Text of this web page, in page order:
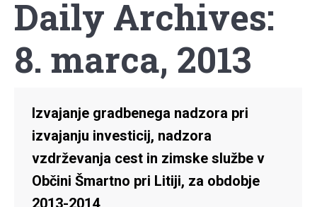
Daily Archives:
8. marca, 2013
Izvajanje gradbenega nadzora pri
izvajanju investicij, nadzora
vzdrževanja cest in zimske službe v
Občini Šmartno pri Litiji, za obdobje
2013-2014